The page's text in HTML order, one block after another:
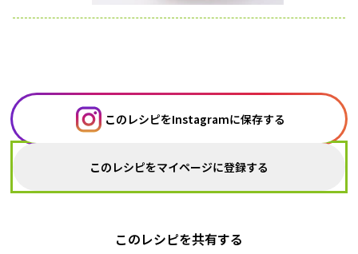
このレシピをInstagramに保存する
このレシピをマイページに登録する
このレシピを共有する